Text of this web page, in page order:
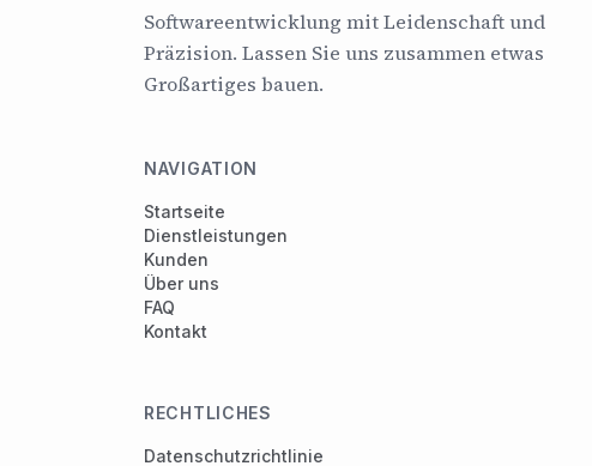
Softwareentwicklung mit Leidenschaft und
Präzision. Lassen Sie uns zusammen etwas
Großartiges bauen.
NAVIGATION
Startseite
Dienstleistungen
Kunden
Über uns
FAQ
Kontakt
RECHTLICHES
Datenschutzrichtlinie